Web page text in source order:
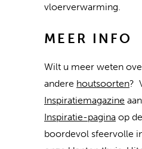
vloerverwarming.
MEER INFO
Wilt u meer weten
andere houtsoorten?
Inspiratiemagazine
Inspiratie-pagina op
boordevol sfeervolle